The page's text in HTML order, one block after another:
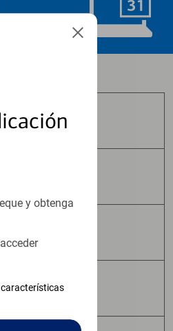
y obtenga
por FDIC
Bancaria
Depósitos